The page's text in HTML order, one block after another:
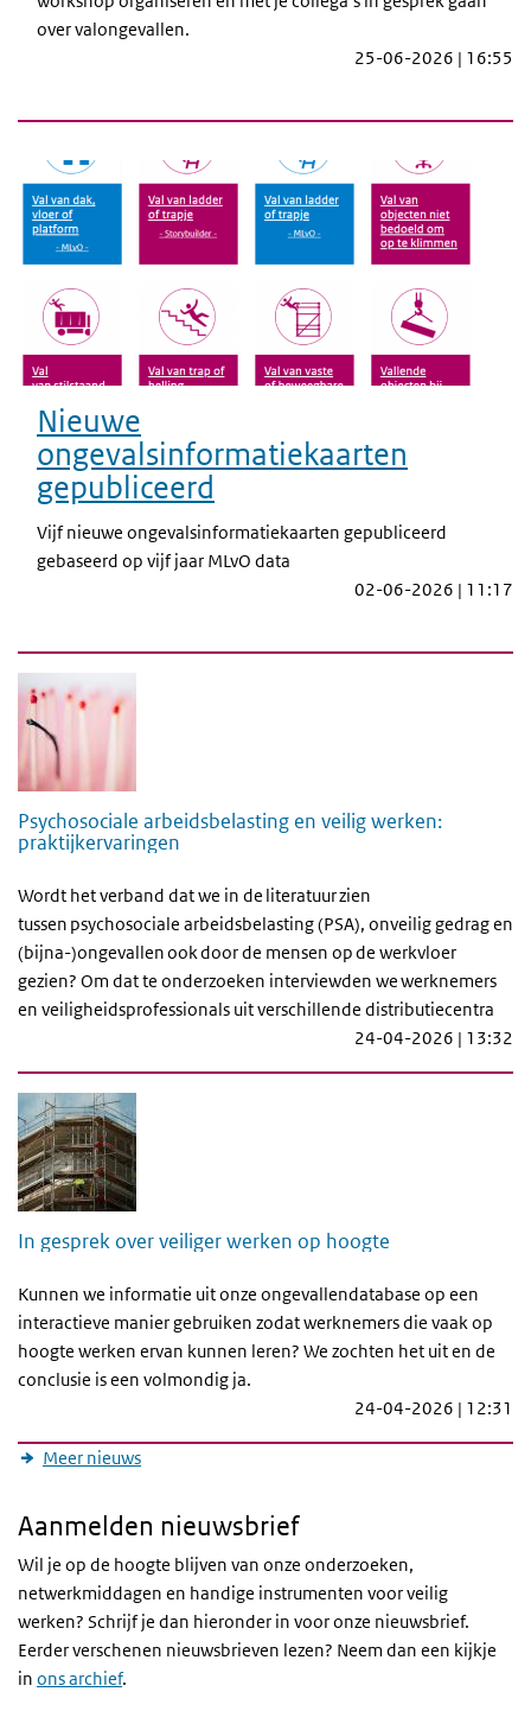
over valongevallen.
25-06-2026 | 16:55
Nieuwe
ongevalsinformatiekaarten
gepubliceerd
Vijf nieuwe ongevalsinformatiekaarten gepubliceerd
gebaseerd op vijf jaar MLvO data
02-06-2026 | 11:17
Psychosociale arbeidsbelasting en veilig werken:
praktijkervaringen
Wordt het verband dat we in de literatuur zien
tussen psychosociale arbeidsbelasting (PSA), onveilig gedrag en
(bijna-)ongevallen ook door de mensen op de werkvloer
gezien? Om dat te onderzoeken interviewden we werknemers
en veiligheidsprofessionals uit verschillende distributiecentra
24-04-2026 | 13:32
In gesprek over veiliger werken op hoogte
Kunnen we informatie uit onze ongevallendatabase op een
interactieve manier gebruiken zodat werknemers die vaak op
hoogte werken ervan kunnen leren? We zochten het uit en de
conclusie is een volmondig ja.
24-04-2026 | 12:31
Meer nieuws
Aanmelden nieuwsbrief
Wil je op de hoogte blijven van onze onderzoeken,
netwerkmiddagen en handige instrumenten voor veilig
werken? Schrijf je dan hieronder in voor onze nieuwsbrief.
Eerder verschenen nieuwsbrieven lezen? Neem dan een kijkje
in ons archief.